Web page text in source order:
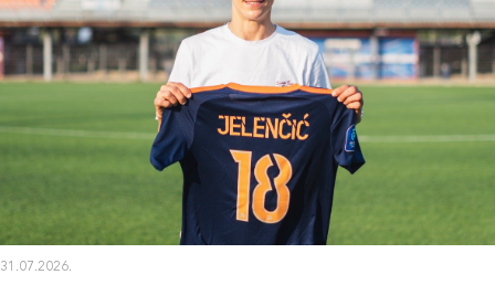
31.07.2026.